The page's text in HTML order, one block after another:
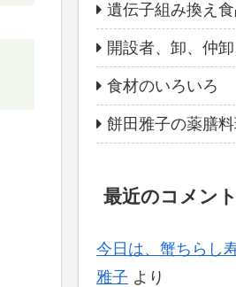
遺伝子組み換え
開設者、卸、仲
食材のいろいろ
餅田雅子の薬膳
最近のコメント
今日は、蟹ちらし
雅子 より